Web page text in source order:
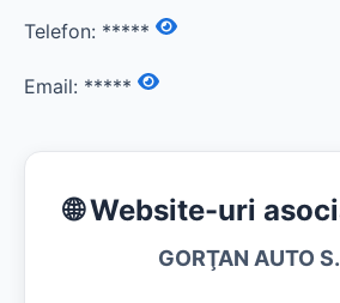
Telefon: *****
Email: *****
🌐 Website-uri
GORŢAN AUTO